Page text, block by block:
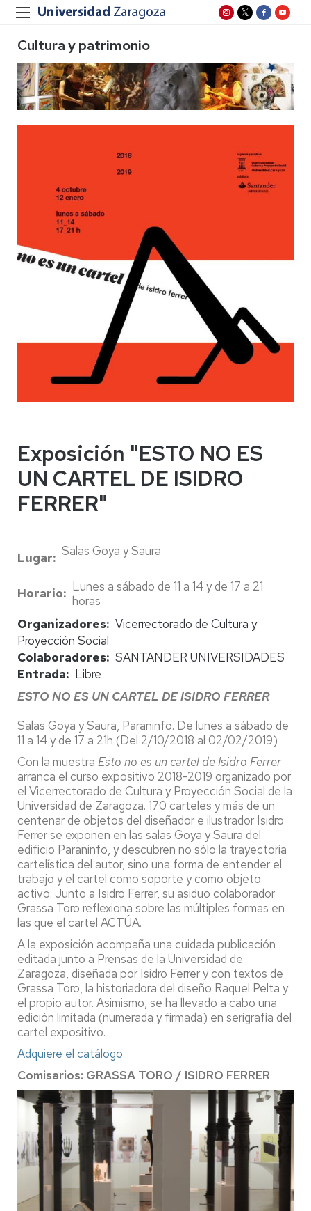
Cultura y patrimonio
Exposición "ESTO NO ES
UN CARTEL DE ISIDRO
FERRER"
Lugar Salas Goya y Saura
Horario
Lunes a sábado de 11 a 14 y de 17 a 21
horas
Organizadores Vicerrectorado de Cultura y
Proyección Social
Colaboradores SANTANDER UNIVERSIDADES
Entrada
Libre
ESTO NO ES UN CARTEL DE ISIDRO FERRER
Salas Goya y Saura, Paraninfo. De lunes a sábado de
11 a 14 y de 17 a 21h (Del 2/10/2018 al 02/02/2019)
Con la muestra Esto no es un cartel de Isidro Ferrer
arranca el curso expositivo 2018-2019 organizado por
el Vicerrectorado de Cultura y Proyección Social de la
Universidad de Zaragoza. 170 carteles y más de un
centenar de objetos del diseñador e ilustrador Isidro
Ferrer se exponen en las salas Goya y Saura del
edificio Paraninfo, y descubren no sólo la trayectoria
cartelística del autor, sino una forma de entender el
trabajo y el cartel como soporte y como objeto
activo. Junto a Isidro Ferrer, su asiduo colaborador
Grassa Toro reflexiona sobre las múltiples formas en
las que el cartel ACTÚA.
A la exposición acompaña una cuidada publicación
editada junto a Prensas de la Universidad de
Zaragoza, diseñada por Isidro Ferrer y con textos de
Grassa Toro, la historiadora del diseño Raquel Pelta y
el propio autor. Asimismo, se ha llevado a cabo una
edición limitada (numerada y firmada) en serigrafía del
cartel expositivo.
Adquiere el catálogo
Comisarios: GRASSA TORO / ISIDRO FERRER